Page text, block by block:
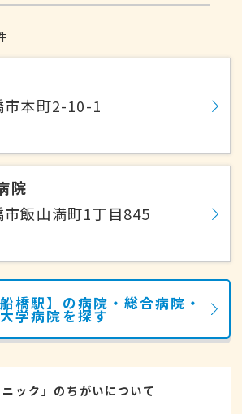
市本町2-10-1
院
市飯山満町1丁目845
橋駅】の病院・総合病院・
大学病院を探す
ニック」のちがいについて